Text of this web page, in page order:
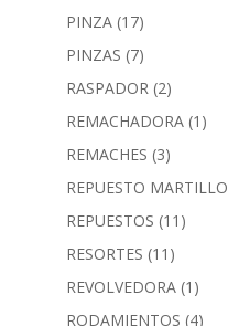
PINZA (17)
PINZAS (7)
RASPADOR (2)
REMACHADORA (1)
REMACHES (3)
REPUESTO MARTILLO
REPUESTOS (11)
RESORTES (11)
REVOLVEDORA (1)
RODAMIENTOS (4)